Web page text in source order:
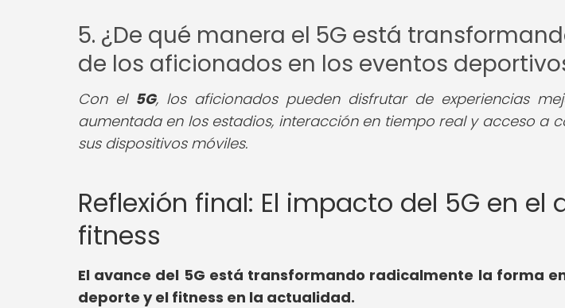
5. ¿De qué manera el 5G está
de los aficionados en los eventos
Con el 5G, los aficionados pueden disfrutar de experiencias
aumentada en los estadios, interacción en tiempo real y acceso a
sus dispositivos móviles.
Reflexión final: El impacto del 5G en el
fitness
El avance del 5G está transformando radicalmente la forma
deporte y el fitness en la actualidad.